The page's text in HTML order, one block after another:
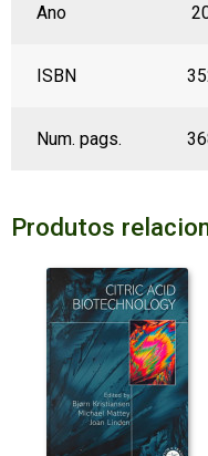
Ano
ISBN
Num. pags.
Produtos